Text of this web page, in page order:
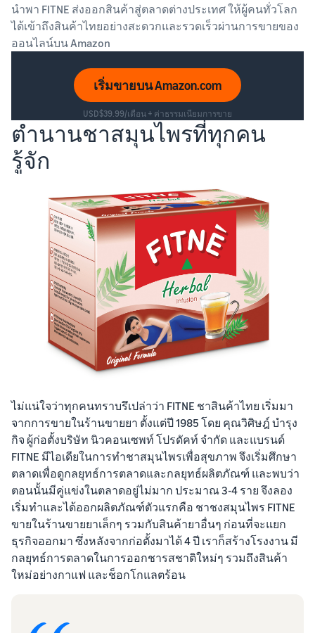
นำพา FITNE ส่งออกสินค้าสู่ตลาดต่างประเทศ ให้ผู้คนทั่วโลก
ได้เข้าถึงสินค้าไทยอย่างสะดวกและรวดเร็วผ่านการขายของ
ออนไลน์บน Amazon
เริ่มขายบน Amazon.com
USD$39.99/เดือน + ค่าธรรมเนียมการขาย
ตำนานชาสมุนไพรที่ทุกคน
รู้จัก
ไม่แน่ใจว่าทุกคนทราบรึเปล่าว่า FITNE ชาสินค้าไทย เริ่มมา
จากการขายในร้านขายยา ตั้งแต่ปี 1985 โดย คุณวิศิษฎ์ บำรุง
กิจ ผู้ก่อตั้งบริษัท นิวคอนเซพท์ โปรดัคท์ จำกัด และแบรนด์
FITNE มีไอเดียในการทำชาสมุนไพรเพื่อสุขภาพ จึงเริ่มศึกษา
ตลาดเพื่อดูกลยุทธ์การตลาดและกลยุทธ์ผลิตภัณฑ์ และพบว่า
ตอนนั้นมีคู่แข่งในตลาดอยู่ไม่มาก ประมาณ 3-4 ราย จึงลอง
เริ่มทำและได้ออกผลิตภัณฑ์ตัวแรกคือ ชาชงสมุนไพร FITNE
ขายในร้านขายยาเล็กๆ รวมกับสินค้ายาอื่นๆ ก่อนที่จะแยก
ธุรกิจออกมา ซึ่งหลังจากก่อตั้งมาได้ 4 ปี เราก็สร้างโรงงาน มี
กลยุทธ์การตลาดในการออกชารสชาติใหม่ๆ รวมถึงสินค้า
ใหม่อย่างกาแฟ และช็อกโกแลตร้อน